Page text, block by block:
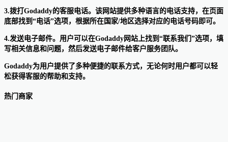
3.拨打Godaddy的客服电话。该网站提供多种语言的电话支持，在页面
底部找到“电话”选项，根据所在国家/地区选择对应的电话号码即可。
4.发送电子邮件。用户可以在Godaddy网站上找到“联系我们”选项，填
写相关信息和问题，然后发送电子邮件给客户服务团队。
Godaddy为用户提供了多种便捷的联系方式，无论何时用户都可以轻
松获得客服的帮助和支持。
热门商家